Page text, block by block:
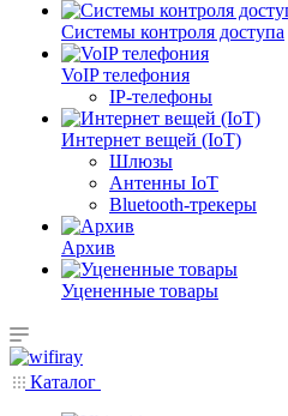
Системы контроля доступа
VoIP телефония
IP-телефоны
Интернет вещей (IoT)
Шлюзы
Антенны IoT
Bluetooth-трекеры
Архив
Уцененные товары
Каталог